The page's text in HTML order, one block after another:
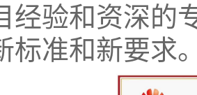
经验和资深的
标准和新要求